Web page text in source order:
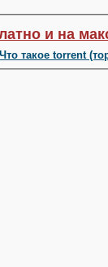
и на
Что такое torrent